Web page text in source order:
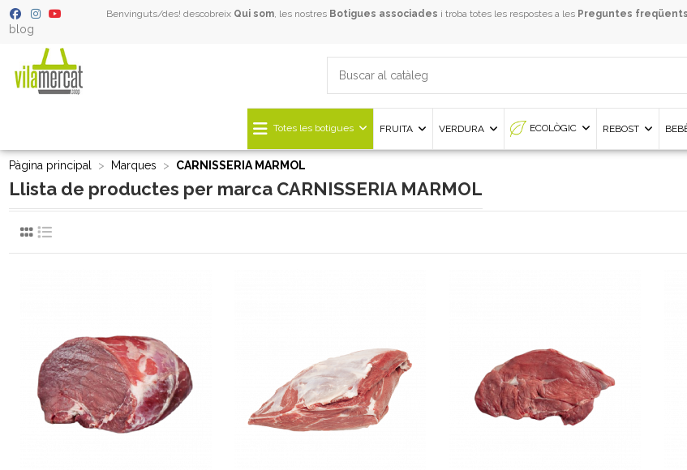
blog
Benvinguts/des! descobreix Qui som, les nostres Botigues associades i troba totes les respostes a les Preguntes freqüents
Totes les botigues FRUITA VERDURA ECOLÒGIC REBOST
Pàgina principal Marques CARNISSERIA MARMOL
Llista de productes per marca CARNISSERIA MARMOL